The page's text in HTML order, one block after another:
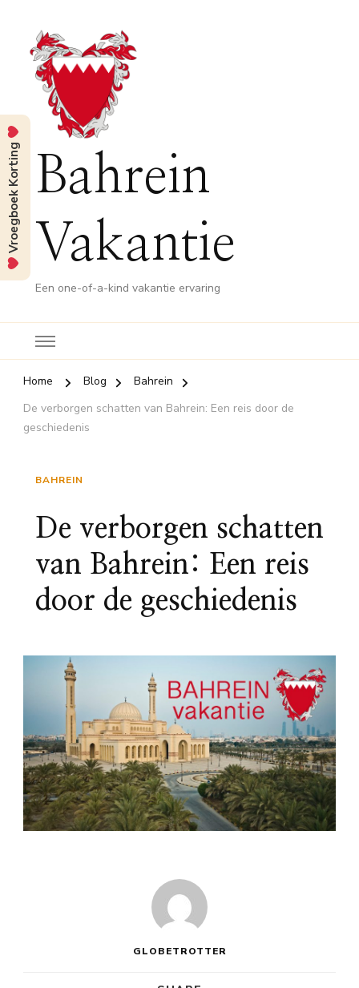
Bahrein
Vakantie
Een one-of-a-kind vakantie ervaring
Home Blog
Bahrein
De verborgen schatten van Bahrein: Een reis door de
geschiedenis
BAHREIN
De verborgen schatten
van Bahrein: Een reis
door de geschiedenis
GLOBETROTTER
Vroegboek Korting